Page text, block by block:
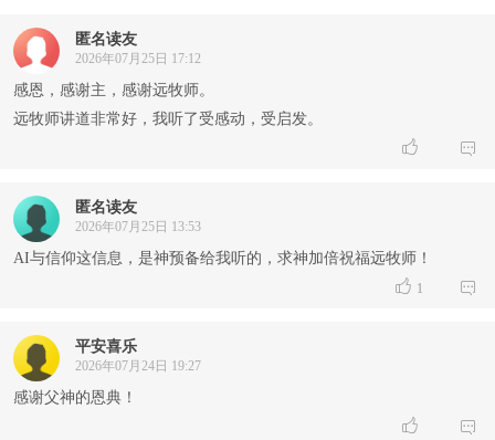
匿名读友
2026年07月25日 17:12
感恩，感谢主，感谢远牧师。
远牧师讲道非常好，我听了受感动，受启发。
 
匿名读友
2026年07月25日 13:53
AI与信仰这信息，是神预备给我听的，求神加倍祝福远牧师！
 1 
平安喜乐
2026年07月24日 19:27
感谢父神的恩典！
 